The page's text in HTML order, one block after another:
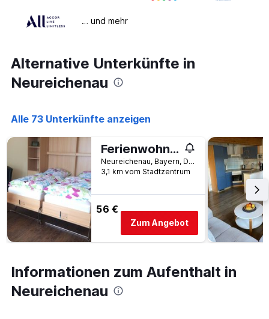
… und mehr
Alternative Unterkünfte in
Neureichenau
Alle 73 Unterkünfte anzeigen
Ferienwohnung-Putz
Neureichenau, Bayern, Deutschland
3,1 km vom Stadtzentrum
56 €
Zum Angebot
Informationen zum Aufenthalt in
Neureichenau